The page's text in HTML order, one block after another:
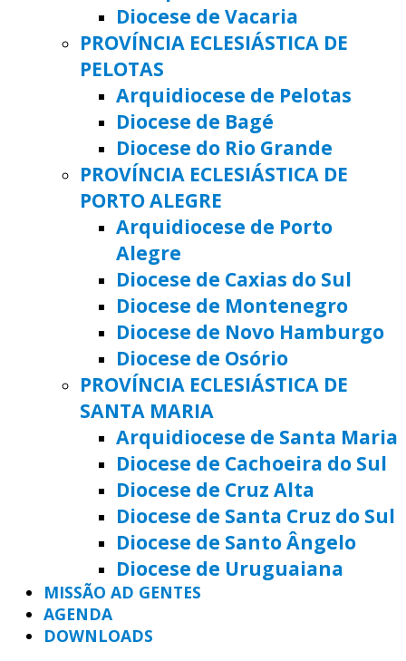
Diocese de Vacaria
PROVÍNCIA ECLESIÁSTICA DE
PELOTAS
Arquidiocese de Pelotas
Diocese de Bagé
Diocese do Rio Grande
PROVÍNCIA ECLESIÁSTICA DE
PORTO ALEGRE
Arquidiocese de Porto
Alegre
Diocese de Caxias do Sul
Diocese de Montenegro
Diocese de Novo Hamburgo
Diocese de Osório
PROVÍNCIA ECLESIÁSTICA DE
SANTA MARIA
Arquidiocese de Santa Maria
Diocese de Cachoeira do Sul
Diocese de Cruz Alta
Diocese de Santa Cruz do Sul
Diocese de Santo Ângelo
Diocese de Uruguaiana
MISSÃO AD GENTES
AGENDA
DOWNLOADS